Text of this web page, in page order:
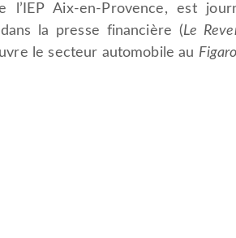
l’IEP Aix-en-Provence, est
la presse financière (Le
le secteur automobile au Figaro